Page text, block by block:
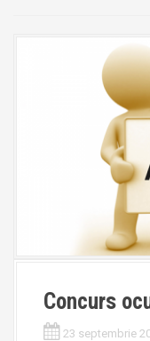
Concurs
23 septembrie